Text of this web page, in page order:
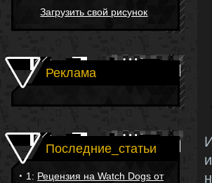
Загрузить свой рисунок
Реклама
Последние_статьи
· 1: Рецензия на Watch Dogs от